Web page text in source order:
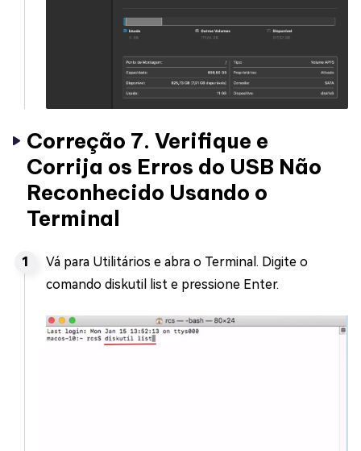
Correção 7. Verifique e
Corrija os Erros do USB Não
Reconhecido Usando o
Terminal
Vá para Utilitários e abra o Terminal. Digite o
comando diskutil list e pressione Enter.